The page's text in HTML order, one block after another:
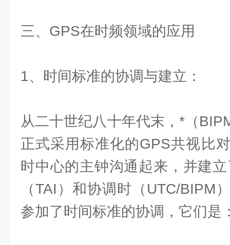
三、GPS在时频领域的应用
1、时间标准的协调与建立：
从二十世纪八十年代末，*（
正式采用标准化的GPS共视比
时中心的主钟沟通起来，并建
（TAI）和协调时（UTC/BIPM
参加了时间标准的协调，它们是